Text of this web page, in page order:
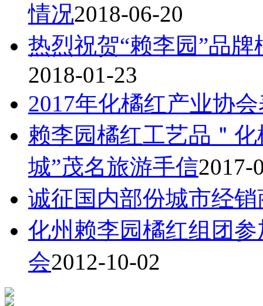
情况2018-06-20
热烈祝贺“赖李园”品
2018-01-23
2017年化橘红产业协
赖李园橘红工艺品＂
城”茂名旅游手信2017-
诚征国内部份城市经
化州赖李园橘红组团
会2012-10-02